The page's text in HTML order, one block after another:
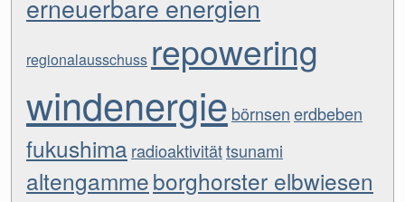
erneuerbare energien
regionalausschuss repowering
windenergie börnsenerdbeben
fukushima radioaktivitättsunami
altengammeborghorster elbwiesen